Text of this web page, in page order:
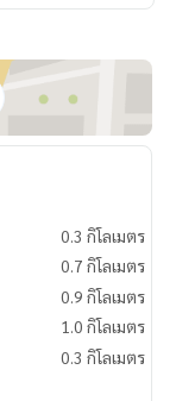
0.3 กิโลเมตร
0.7 กิโลเมตร
0.9 กิโลเมตร
1.0 กิโลเมตร
0.3 กิโลเมตร